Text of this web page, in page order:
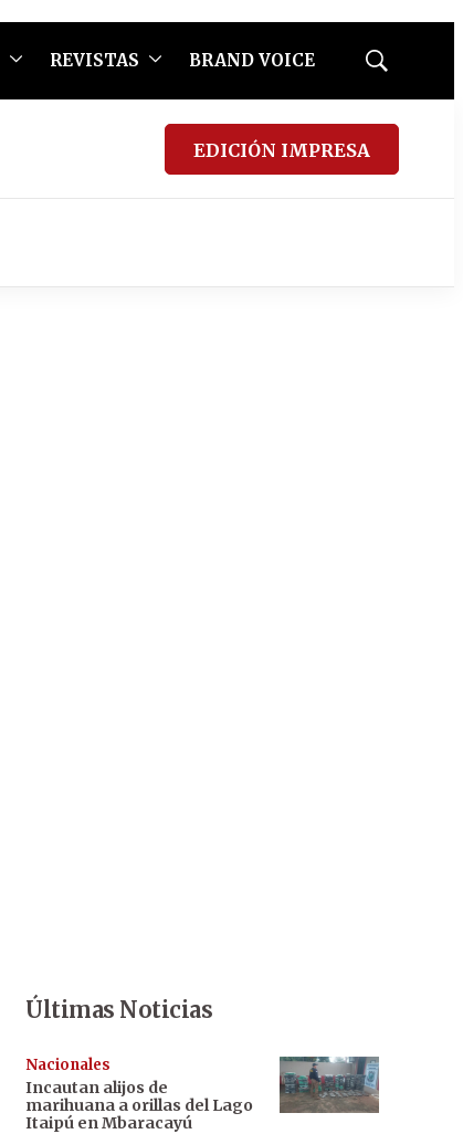
REVISTAS BRAND VOICE
Mostrar
EDICIÓN IMPRESA
Últimas Noticias
Nacionales
Incautan alijos de
marihuana a orillas del Lago
Itaipú en Mbaracayú